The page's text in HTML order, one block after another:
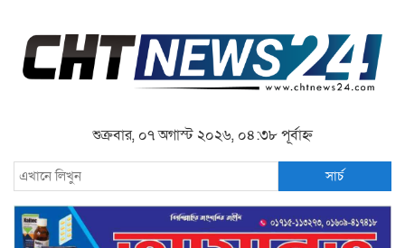
শুক্রবার, ০৭ অগাস্ট ২০২৬, ০৪:৩৮ পূর্বাহ্ন
সার্চ